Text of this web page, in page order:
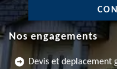
Nos engagements
Devis et deplacement